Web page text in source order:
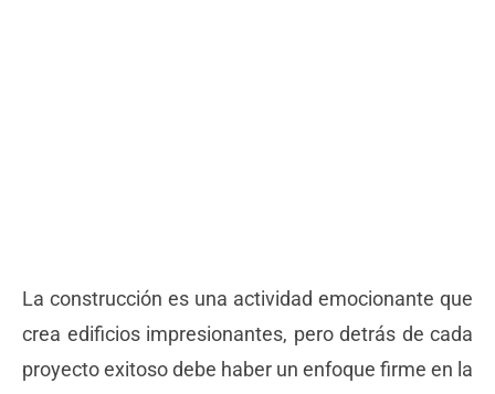
La construcción es una actividad emocionante que
crea edificios impresionantes, pero detrás de cada
proyecto exitoso debe haber un enfoque firme en la